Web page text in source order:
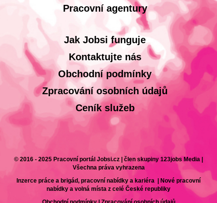
Pracovní agentury
Jak Jobsi funguje
Kontaktujte nás
Obchodní podmínky
Zpracování osobních údajů
Ceník služeb
© 2016 - 2025 Pracovní portál Jobsi.cz | člen skupiny 123jobs Media |
Všechna práva vyhrazena
Inzerce práce a brigád, pracovní nabídky a kariéra | Nové pracovní
nabídky a volná místa z celé České republiky